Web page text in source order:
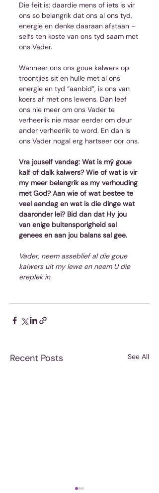
Die feit is: daardie mens of iets is vir
ons so belangrik dat ons al ons tyd,
energie en denke daaraan afstaan –
selfs ten koste van ons tyd saam met
ons Vader.
Wanneer ons ons goue kalwers op
troontjies sit en hulle met al ons
energie en tyd “aanbid”, is ons van
koers af met ons lewens. Dan leef
ons nie meer om ons Vader te
verheerlik nie maar eerder om deur
ander verheerlik te word. En dan is
ons Vader nogal erg hartseer oor ons.
Vra jouself vandag: Wat is mý goue
kalf of dalk kalwers? Wie of wat is vir
my meer belangrik as my verhouding
met God? Aan wie of wat bestee te
veel aandag en wat is die dinge wat
daaronder lei? Bid dan dat Hy jou
van enige buitensporigheid sal
genees en aan jou balans sal gee.
Vader, neem asseblief al die goue
kalwers uit my lewe en neem U die
ereplek in.
Recent Posts See All